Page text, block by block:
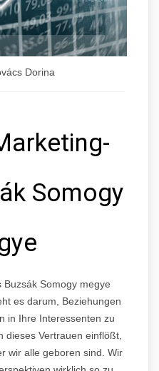
Dorina
Somogy
Somogy megye
es darum, Beziehungen
in Ihre Interessenten zu
dieses Vertrauen einflößt,
wir alle geboren sind. Wir